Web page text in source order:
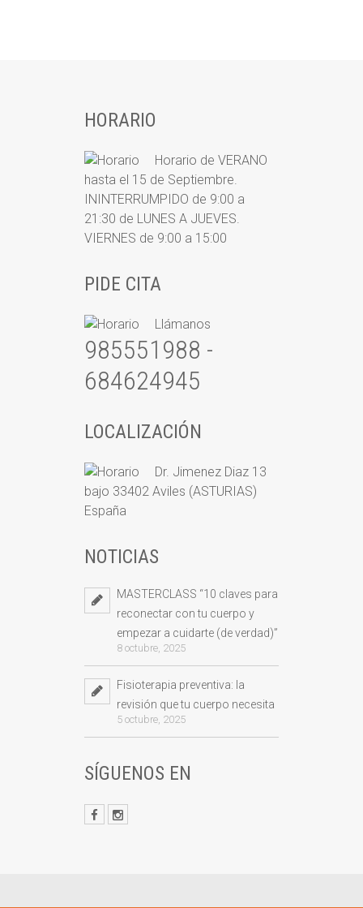
HORARIO
Horario de VERANO
hasta el 15 de Septiembre.
ININTERRUMPIDO de 9:00 a
21:30 de LUNES A JUEVES.
VIERNES de 9:00 a 15:00
PIDE CITA
Llámanos
985551988 -
684624945
LOCALIZACIÓN
Dr. Jimenez Diaz 13
bajo 33402 Aviles (ASTURIAS)
España
NOTICIAS
MASTERCLASS “10 claves para
reconectar con tu cuerpo y
empezar a cuidarte (de verdad)”
8 octubre, 2025
Fisioterapia preventiva: la
revisión que tu cuerpo necesita
5 octubre, 2025
SÍGUENOS EN